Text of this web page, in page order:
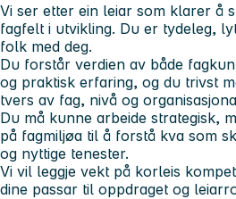
Vi ser etter ein leiar som klarer å
fagfelt i utvikling. Du er tydeleg,
folk med deg.
Du forstår verdien av både
og praktisk erfaring, og du trivst
tvers av fag, nivå og
Du må kunne arbeide strategisk,
på fagmiljøa til å forstå kva som
og nyttige tenester.
Vi vil leggje vekt på korleis
dine passar til oppdraget og